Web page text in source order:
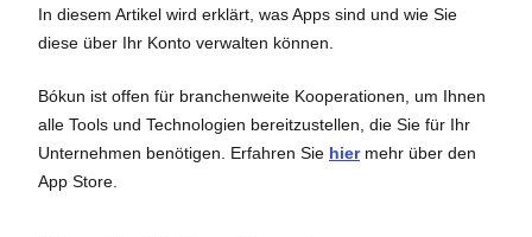
In diesem Artikel wird erklärt, was Apps sind und wie Sie
diese über Ihr Konto verwalten können.
Bókun ist offen für branchenweite Kooperationen, um Ihnen
alle Tools und Technologien bereitzustellen, die Sie für Ihr
Unternehmen benötigen. Erfahren Sie hiermehr über den
App Store.